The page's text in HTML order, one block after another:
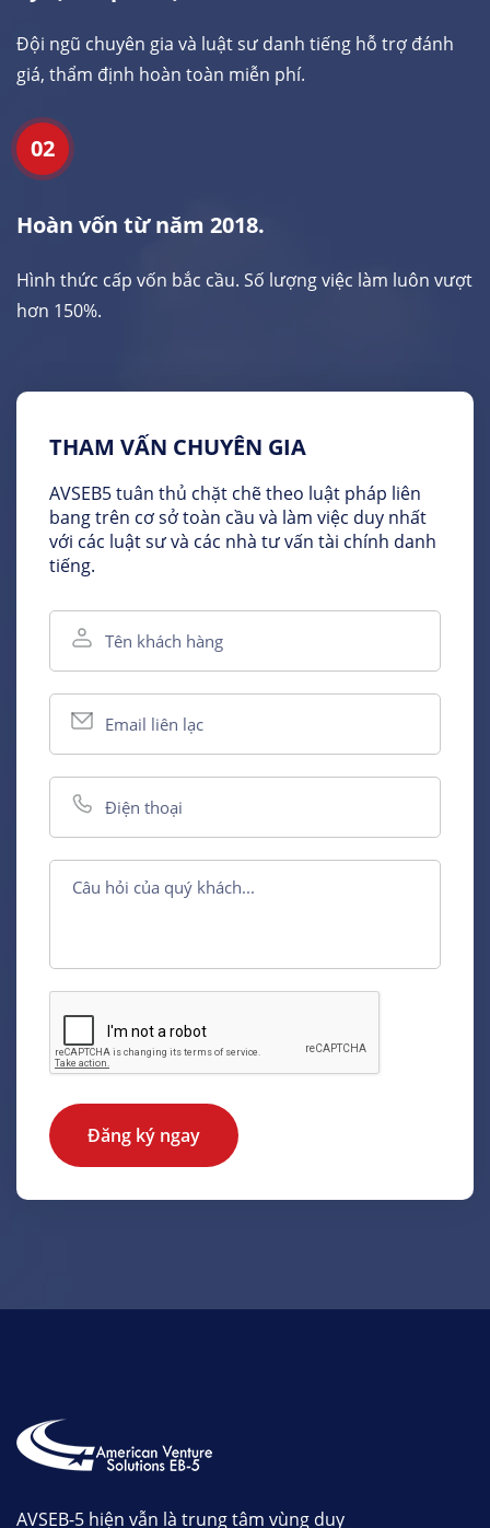
THAM VẤN CHUYÊN GIA
AVSEB5 tuân thủ chặt chẽ theo luật pháp liên
bang trên cơ sở toàn cầu và làm việc duy nhất
với các luật sư và các nhà tư vấn tài chính danh
tiếng.
Đăng ký ngay
Đội ngũ chuyên gia và luật sư danh tiếng hỗ trợ đánh
giá, thẩm định hoàn toàn miễn phí.
02
Hoàn vốn từ năm 2018.
Hình thức cấp vốn bắc cầu. Số lượng việc làm luôn vượt
hơn 150%.
AVSEB-5 hiện vẫn là trung tâm vùng duy